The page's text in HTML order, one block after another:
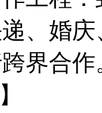
、婚
界合作